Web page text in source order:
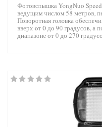
Фотовспышка YongNuo
ведущим числом 58 метров,
Поворотная головка
вверх от 0 до 90 градусов, а
диапазоне от 0 до 270